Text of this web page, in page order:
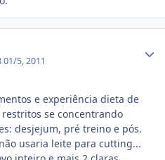
01/5, 2011
e experiência dieta de
se concentrando
desjejum, pré treino e pós.
usaria leite para cutting...